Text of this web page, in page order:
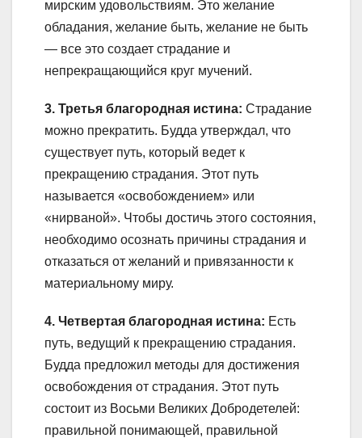
мирским удовольствиям. Это желание
обладания, желание быть, желание не быть
— все это создает страдание и
непрекращающийся круг мучений.
3. Третья благородная истина: Страдание
можно прекратить. Будда утверждал, что
существует путь, который ведет к
прекращению страдания. Этот путь
называется «освобождением» или
«нирваной». Чтобы достичь этого состояния,
необходимо осознать причины страдания и
отказаться от желаний и привязанности к
материальному миру.
4. Четвертая благородная истина: Есть
путь, ведущий к прекращению страдания.
Будда предложил методы для достижения
освобождения от страдания. Этот путь
состоит из Восьми Великих Добродетелей:
правильной понимающей, правильной